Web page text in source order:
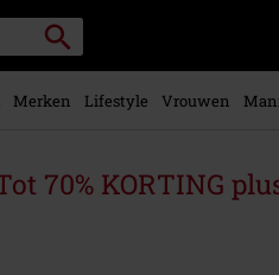
Packstation
zoeken
Merken Lifestyle Vrouwen
70% KORTING